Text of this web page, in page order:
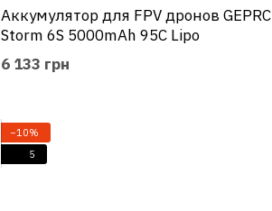
Аккумулятор для FPV дронов GEPRC
Storm 6S 5000mAh 95C Lipo
6 133 грн
−10%
5